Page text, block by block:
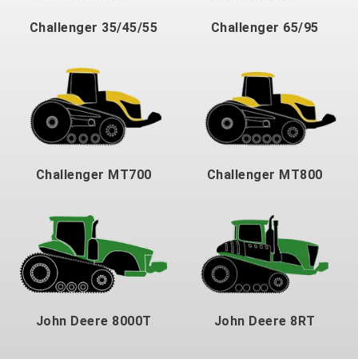
Challenger 35/45/55 Challenger 65/95
Challenger MT700 Challenger MT800
John Deere 8000T John Deere 8RT